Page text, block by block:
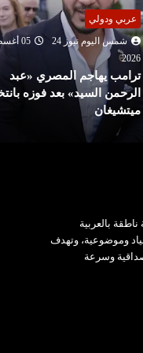
اقتصاد
شمس اليوم نيوز 24
05
2026
السوق السعودية تواصل
بدعم من الشركات الكبرى
بالعربية
حياد وموضوعية، وتهدف
وسرعة